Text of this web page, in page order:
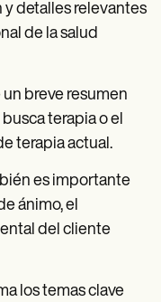
y detalles relevantes
de la salud
un breve resumen
terapia o el
terapia actual.
es importante
ánimo, el
del cliente
los temas clave